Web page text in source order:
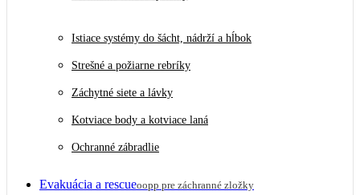
Istiace systémy do šácht, nádrží a hĺbok
Strešné a požiarne rebríky
Záchytné siete a lávky
Kotviace body a kotviace laná
Ochranné zábradlie
Evakuácia a rescueoopp pre záchranné zložky